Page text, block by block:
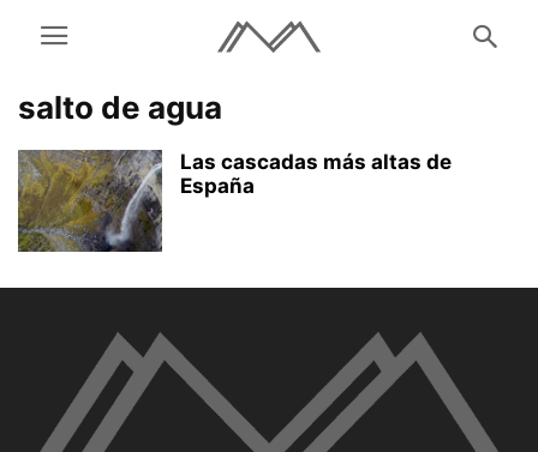
salto de agua
Las cascadas más altas de
España